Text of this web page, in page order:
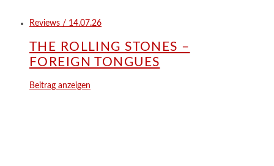
Reviews / 14.07.26
THE ROLLING STONES –
FOREIGN TONGUES
Beitrag anzeigen